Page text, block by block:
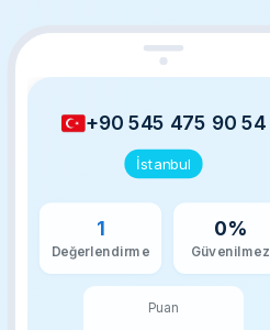
+90 545 475 90 54
İstanbul
1
Değerlendirme
0%
Güvenilmez
Puan